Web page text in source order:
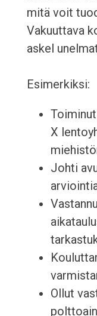
mitä voit
Vakuuttava
askel
Esimerkiksi:
X
Johti
Ollut